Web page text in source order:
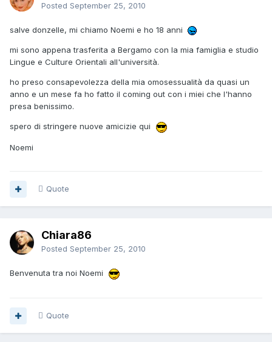
Posted September 25, 2010
salve donzelle, mi chiamo Noemi e ho 18 anni
mi sono appena trasferita a Bergamo con la mia famiglia e studio
Lingue e Culture Orientali all'università.
ho preso consapevolezza della mia omosessualità da quasi un
anno e un mese fa ho fatto il coming out con i miei che l'hanno
presa benissimo.
spero di stringere nuove amicizie qui
Noemi
Quote
Chiara86
Posted September 25, 2010
Benvenuta tra noi Noemi
Quote